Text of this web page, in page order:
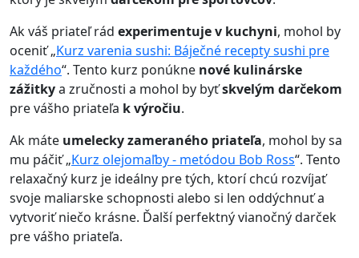
Ak váš priateľ rád experimentuje v kuchyni, mohol by
oceniť „Kurz varenia sushi: Báječné recepty sushi pre
každého“. Tento kurz ponúkne nové kulinárske
zážitkya zručnosti a mohol by byťskvelým darčekom
pre vášho priateľa k výročiu.
Ak máte umelecky zameraného priateľa, mohol by sa
mu páčiť „Kurz olejomaľby - metódou Bob Ross“. Tento
relaxačný kurz je ideálny pre tých, ktorí chcú rozvíjať
svoje maliarske schopnosti alebo si len oddýchnuť a
vytvoriť niečo krásne. Ďalší perfektný vianočný darček
pre vášho priateľa.